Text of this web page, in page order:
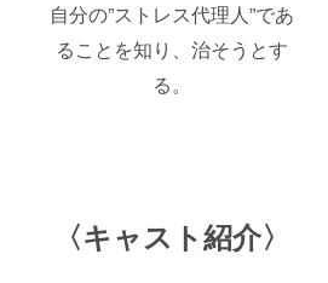
自分の”ストレス代理人”であ
ることを知り、治そうとす
る。
〈キャスト紹介〉